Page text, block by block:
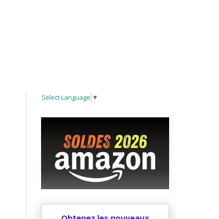
Select Language ▼